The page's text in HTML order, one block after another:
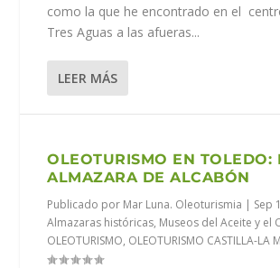
como la que he encontrado en el
Tres Aguas a las afueras...
LEER MÁS
OLEOTURISMO EN TOLEDO:
ALMAZARA DE ALCABÓN
Publicado por Mar Luna. Oleoturismia | Sep
Almazaras históricas, Museos del Aceite y el
OLEOTURISMO, OLEOTURISMO CASTILLA-LA